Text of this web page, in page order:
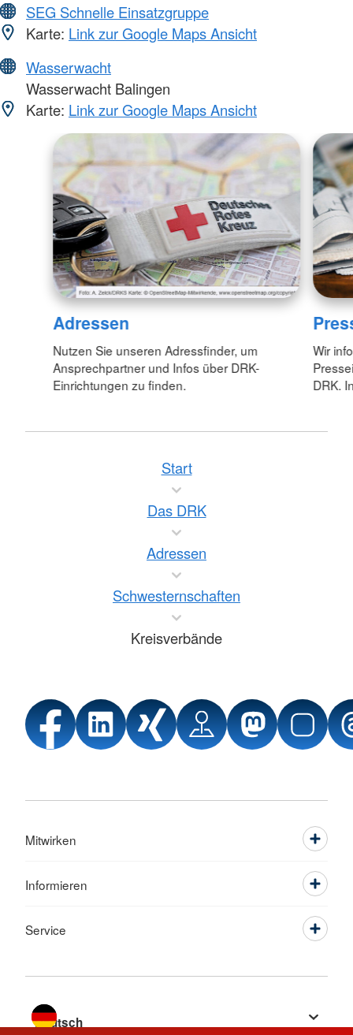
SEG Schnelle Einsatzgruppe
Karte: Link zur Google Maps Ansicht
Wasserwacht
Wasserwacht Balingen
Karte: Link zur Google Maps Ansicht
Adressen
Nutzen Sie unseren Adressfinder, um
Ansprechpartner und Infos über DRK-
Einrichtungen zu finden.
Wir
DRK.
Start
Das DRK
Adressen
Schwesternschaften
Kreisverbände
Mitwirken
Informieren
Service
Sprache wechseln zu